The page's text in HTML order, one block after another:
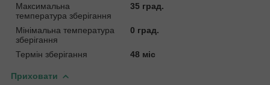
Максимальна
температура зберігання
35 град.
Мінімальна температура
зберігання
0 град.
Термін зберігання 48 міс
Приховати